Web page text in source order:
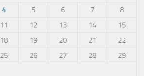
4 5 6 7
8
11 12 13 14
15
18 19 20 21
22
25 26 27 28
29